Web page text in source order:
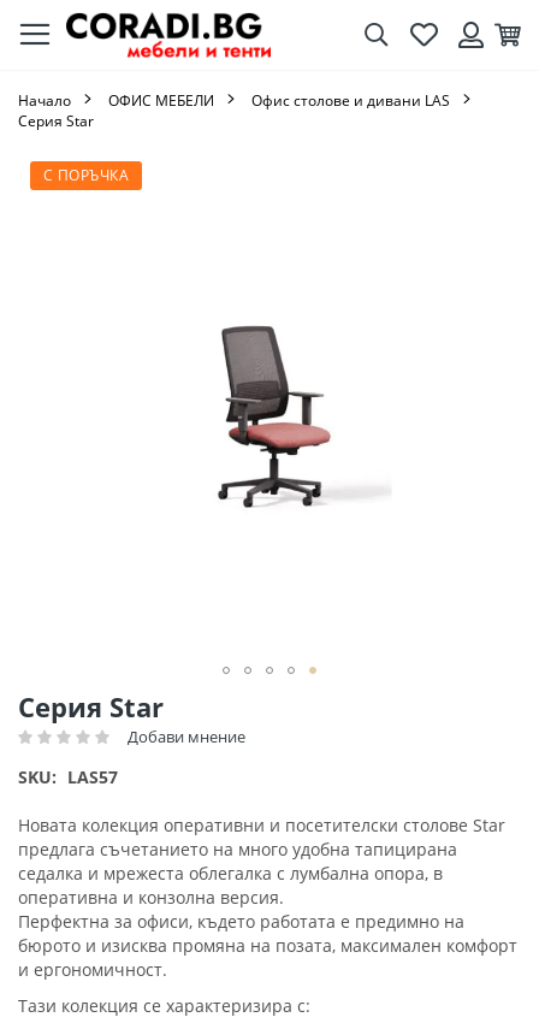
ТърсенеЛюбими
Начало ОФИС МЕБЕЛИ
Офис столове и дивани LAS
Серия Star
Серия Star
Рейтинг: Добави мнение
SKU LAS57
Новата колекция оперативни и посетителски столове Star
предлага съчетанието на много удобна тапицирана
седалка и мрежеста облегалка с лумбална опора, в
оперативна и конзолна версия.
Перфектна за офиси, където работата е предимно на
бюрото и изисква промяна на позата, максимален комфорт
и ергономичност.
Тази колекция се характеризира с:
С ПОРЪЧКА
Преминете
към
Преминете
към
началото
на
със
снимки